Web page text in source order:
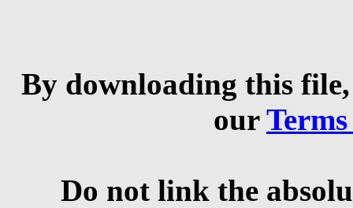
By downloading this
our
Do not link the